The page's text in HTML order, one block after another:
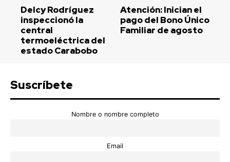
Delcy Rodríguez
inspeccionó la
central
termoeléctrica del
estado Carabobo
Atención: Inician el
pago del Bono Único
Familiar de agosto
Suscríbete
Nombre o nombre completo
Email